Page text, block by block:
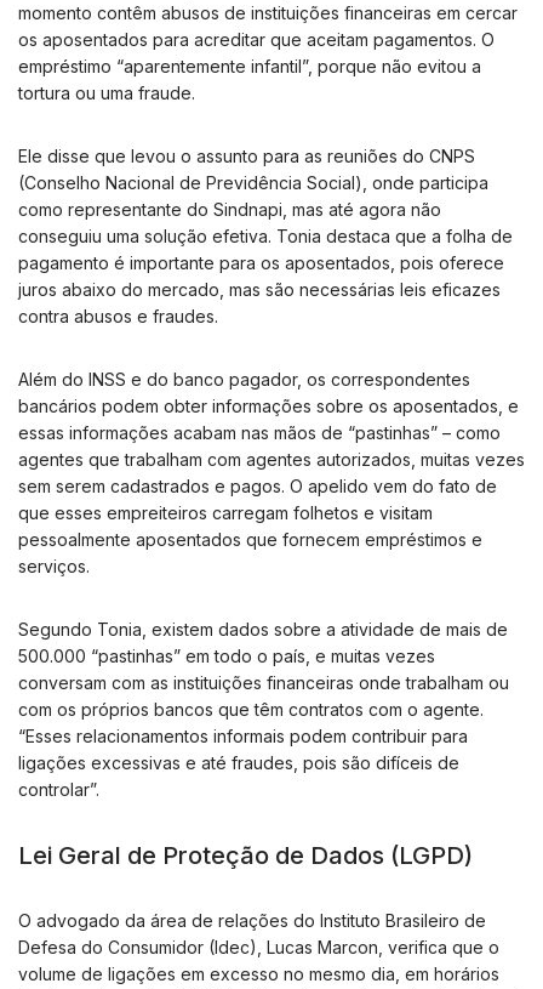
momento contêm abusos de instituições financeiras em cercar
os aposentados para acreditar que aceitam pagamentos. O
empréstimo “aparentemente infantil”, porque não evitou a
tortura ou uma fraude.
Ele disse que levou o assunto para as reuniões do CNPS
(Conselho Nacional de Previdência Social), onde participa
como representante do Sindnapi, mas até agora não
conseguiu uma solução efetiva. Tonia destaca que a folha de
pagamento é importante para os aposentados, pois oferece
juros abaixo do mercado, mas são necessárias leis eficazes
contra abusos e fraudes.
Além do INSS e do banco pagador, os correspondentes
bancários podem obter informações sobre os aposentados, e
essas informações acabam nas mãos de “pastinhas” – como
agentes que trabalham com agentes autorizados, muitas vezes
sem serem cadastrados e pagos. O apelido vem do fato de
que esses empreiteiros carregam folhetos e visitam
pessoalmente aposentados que fornecem empréstimos e
serviços.
Segundo Tonia, existem dados sobre a atividade de mais de
500.000 “pastinhas” em todo o país, e muitas vezes
conversam com as instituições financeiras onde trabalham ou
com os próprios bancos que têm contratos com o agente.
“Esses relacionamentos informais podem contribuir para
ligações excessivas e até fraudes, pois são difíceis de
controlar”.
Lei Geral de Proteção de Dados (LGPD)
O advogado da área de relações do Instituto Brasileiro de
Defesa do Consumidor (Idec), Lucas Marcon, verifica que o
volume de ligações em excesso no mesmo dia, em horários